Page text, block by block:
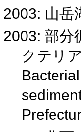
2003: 山岳
2003: 部分
クテリ